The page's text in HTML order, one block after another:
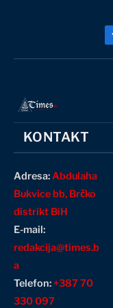
KONTAKT
Adresa:Abdulaha
Bukvice bb, Brčko
distrikt BiH
E-mail:
redakcija@times.b
a
Telefon:+387 70
330 097